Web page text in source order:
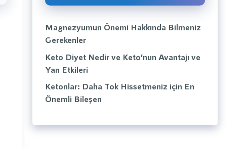
Magnezyumun Önemi Hakkında Bilmeniz
Gerekenler
Keto Diyet Nedir ve Keto’nun Avantajı ve
Yan Etkileri
Ketonlar: Daha Tok Hissetmeniz için En
Önemli Bileşen